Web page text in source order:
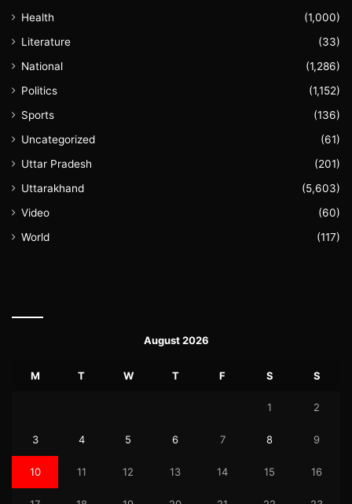
Health
(1,000)
Literature
(33)
National
(1,286)
Politics
(1,152)
Sports
(136)
Uncategorized
(61)
Uttar Pradesh
(201)
Uttarakhand
(5,603)
Video
(60)
World
(117)
August 2026
M T W T F S S
1 2
3 4 5 6 7 8 9
10 11 12 13 14 15 16